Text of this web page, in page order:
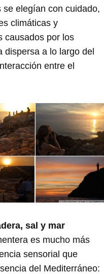
elegían con cuidado,
climáticas y
causados por los
dispersa a lo largo del
entre el
sal y mar
es mucho más
sensorial que
del Mediterráneo: